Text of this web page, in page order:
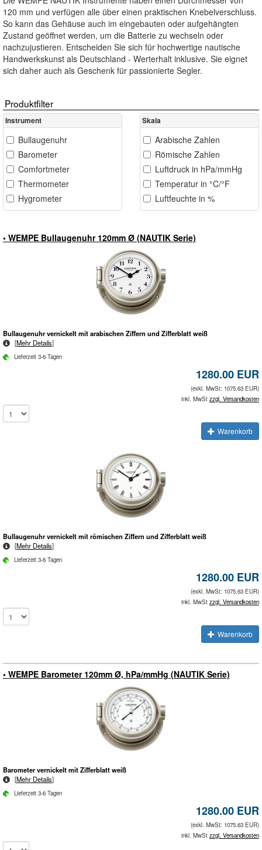
120 mm und verfügen alle über einen praktischen Knebelverschluss.
So kann das Gehäuse auch im eingebauten oder aufgehängten
Zustand geöffnet werden, um die Batterie zu wechseln oder
nachzujustieren. Entscheiden Sie sich für hochwertige nautische
Handwerkskunst als Deutschland - Werterhalt inklusive. Sie eignet
sich daher auch als Geschenk für passionierte Segler.
Produktfilter
Instrument
Bullaugenuhr
Barometer
Comfortmeter
Thermometer
Hygrometer
Skala
Arabische Zahlen
Römische Zahlen
Luftdruck in hPa/mmHg
Temperatur in °C/°F
Luftfeuchte in %
• WEMPE Bullaugenuhr 120mm Ø (NAUTIK Serie)
Bullaugenuhr vernickelt mit arabischen Ziffern und Zifferblatt weiß
[Mehr Details]
Lieferzeit 3-6 Tagen
1280.00 EUR
(exkl. MwSt: 1075.63 EUR)
inkl. MwSt zzgl. Versandkosten
Warenkorb
Bullaugenuhr vernickelt mit römischen Ziffern und Zifferblatt weiß
[Mehr Details]
Lieferzeit 3-6 Tagen
1280.00 EUR
(exkl. MwSt: 1075.63 EUR)
inkl. MwSt zzgl. Versandkosten
Warenkorb
• WEMPE Barometer 120mm Ø, hPa/mmHg (NAUTIK Serie)
Barometer vernickelt mit Zifferblatt weiß
[Mehr Details]
Lieferzeit 3-6 Tagen
1280.00 EUR
(exkl. MwSt: 1075.63 EUR)
inkl. MwSt zzgl. Versandkosten